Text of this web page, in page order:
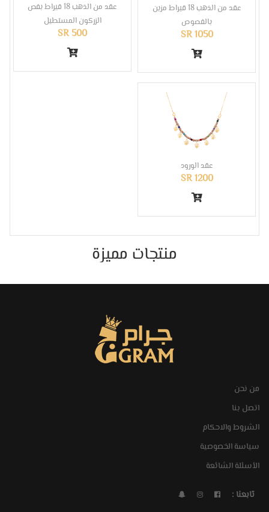
عقد من الذهب 18 قيراط مزين
بالفصوص
SR 1050
عقد من الذهب 18 قيراط بفص
الزركون المستطيل
SR 500
عقد الورود
SR 1200
منتجات مميزة
من نحن
اتصل بنا
الشروط والاحكام
سياسة الخصوصية
الأسئلة الشائعة
تابعنا :